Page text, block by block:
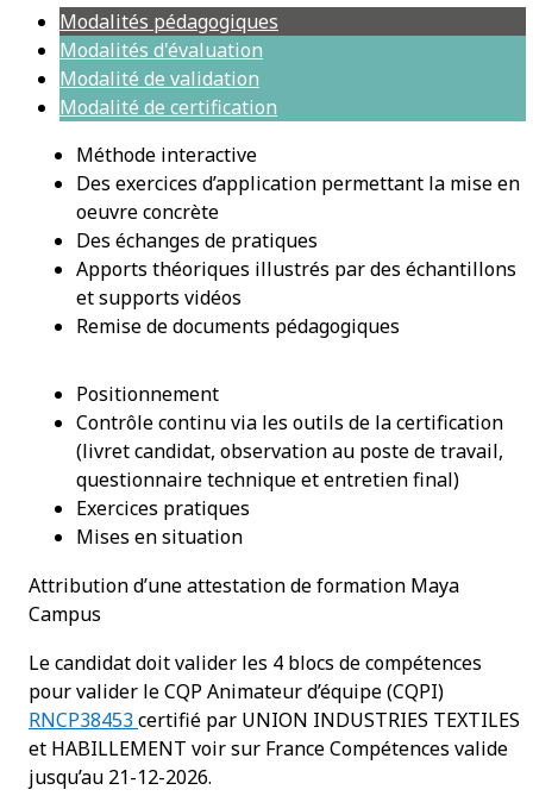
Modalités pédagogiques
Modalités d'évaluation
Modalité de validation
Modalité de certification
Méthode interactive
Des exercices d’application permettant la mise en
oeuvre concrète
Des échanges de pratiques
Apports théoriques illustrés par des échantillons
et supports vidéos
Remise de documents pédagogiques
Positionnement
Contrôle continu via les outils de la certification
(livret candidat, observation au poste de travail,
questionnaire technique et entretien final)
Exercices pratiques
Mises en situation
Attribution d’une attestation de formation Maya
Campus
Le candidat doit valider les 4 blocs de compétences
pour valider le CQP Animateur d’équipe (CQPI)
RNCP38453 certifié par UNION INDUSTRIES TEXTILES
et HABILLEMENT voir sur France Compétences valide
jusqu’au 21-12-2026.